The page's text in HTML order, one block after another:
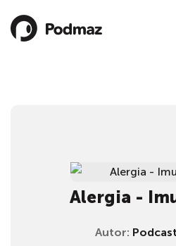
Alergia -
Autor: